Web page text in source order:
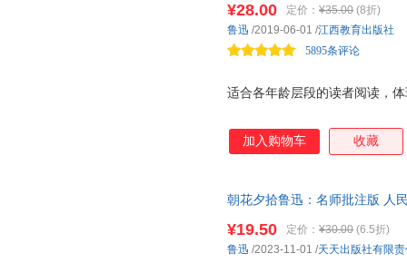
适合各年龄层段的读者阅读，
¥28.00 定价： ¥35.00 (8折)
5895条评论
鲁迅 /2019-06-01 /江西教育出版社
加入购物车 收藏
朝花夕拾鲁迅：名师批注版 人
¥19.50 定价： ¥30.00 (6.5折)
鲁迅 /2023-11-01 /天天出版社有限